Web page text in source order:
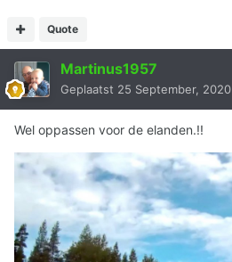
Quote
Martinus1957
Geplaatst 25 September, 2020
Wel oppassen voor de elanden.!!